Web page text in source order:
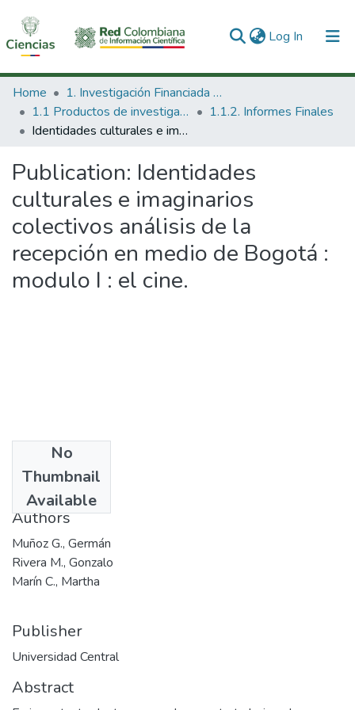
Log In (current)
Communities & Collections
All of DSpace
Home
1. Investigación Financiada con Recursos Públicos
1.1 Productos de investigación
1.1.2. Informes Finales
Identidades culturales e imaginarios colectivos análisis de la recepción en medio de Bogotá : modulo I : el cine.
Publication: Identidades
culturales e imaginarios
colectivos análisis de la
recepción en medio de Bogotá :
modulo I : el cine.
No
Thumbnail
Available
1993
Authors
Muñoz G., Germán
Rivera M., Gonzalo
Marín C., Martha
Publisher
Universidad Central
Abstract